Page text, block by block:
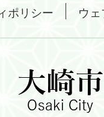
ポリシー
ウ